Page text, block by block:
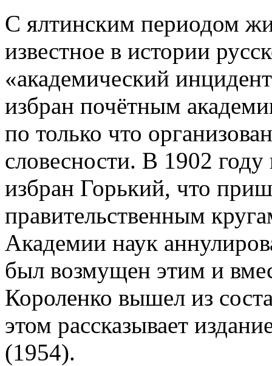
С ялтинским периодом
известное в истории
«академический
избран почётным
по только что
словесности. В 1902
избран Горький, что
правительственным
Академии наук
был возмущен этим и
Короленко вышел из
этом рассказывает
(1954).